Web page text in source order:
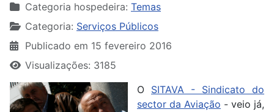
Categoria hospedeira: Temas
Categoria: Serviços Públicos
Publicado em 15 fevereiro 2016
Visualizações: 3185
O SITAVA - Sindicato do
sector da Aviação - veio já,